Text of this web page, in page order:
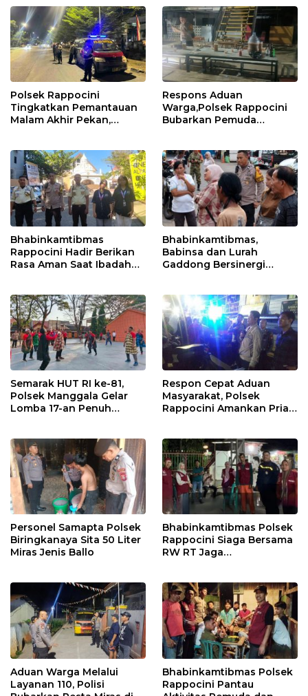
Polsek Rappocini
Tingkatkan Pemantauan
Malam Akhir Pekan,
Respons Aduan
Warga,Polsek Rappocini
Bubarkan Pemuda
Bhabinkamtibmas
Rappocini Hadir Berikan
Rasa Aman Saat Ibadah
Bhabinkamtibmas,
Babinsa dan Lurah
Gaddong Bersinergi
Semarak HUT RI ke-81,
Polsek Manggala Gelar
Lomba 17-an Penuh
Respon Cepat Aduan
Masyarakat, Polsek
Rappocini Amankan Pria
Personel Samapta Polsek
Biringkanaya Sita 50 Liter
Miras Jenis Ballo
Bhabinkamtibmas Polsek
Rappocini Siaga Bersama
RW RT Jaga
Aduan Warga Melalui
Layanan 110, Polisi
Bhabinkamtibmas Polsek
Rappocini Pantau